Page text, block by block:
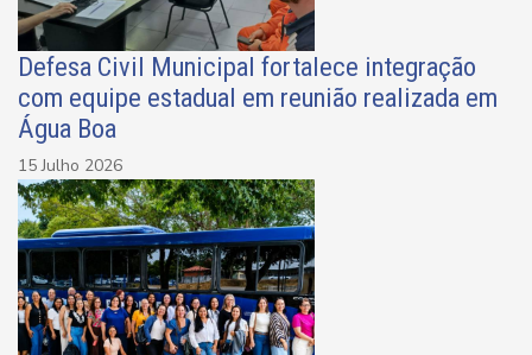
Defesa Civil Municipal fortalece integração
com equipe estadual em reunião realizada em
Água Boa
15 Julho 2026